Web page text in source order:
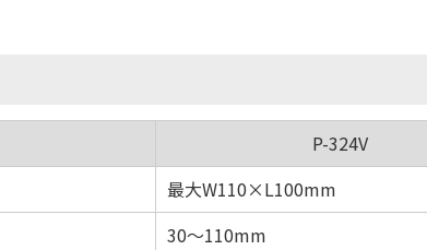
P-324V
最大W110×L100mm
30～110mm